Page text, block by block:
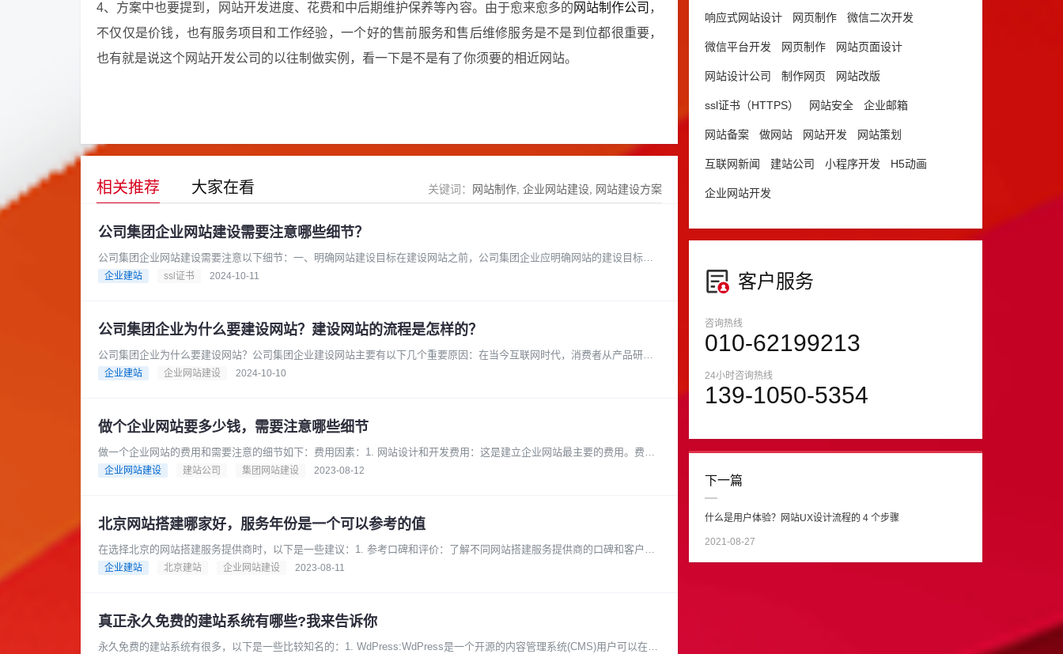
4、方案中也要提到，网站开发进度、花费和中后期维护保养等內容。由于愈来愈多的 网站制作公司 ，
不仅仅是价钱，也有服务项目和工作经验，一个好的售前服务和售后维修服务是不是到位都很重要，
也有就是说这个网站开发公司的以往制做实例，看一下是不是有了你须要的相近网站。
相关推荐 大家在看 关键词： 网站制作 企业网站建设 网站建设方案
公司集团企业网站建设需要注意哪些细节？
公司集团企业网站建设需要注意以下细节：一、明确网站建设目标在建设网站之前，公司集团企业应明确网站的建设目标。
例如，是为了提升企业形象、拓展市......
企业建站 ssl证书 2024-10-11
公司集团企业为什么要建设网站？建设网站的流程是怎样的？
公司集团企业为什么要建设网站？公司集团企业建设网站主要有以下几个重要原因：在当今互联网时代，消费者从产品研究
到查询地点和营业时间等各个方面都......
企业建站 企业网站建设 2024-10-10
做个企业网站要多少钱，需要注意哪些细节
做一个企业网站的费用和需要注意的细节如下：费用因素：1. 网站设计和开发费用：这是建立企业网站最主要的费用。费用
会根据网站的规模、功能和复杂......
企业网站建设 建站公司 集团网站建设 2023-08-12
北京网站搭建哪家好，服务年份是一个可以参考的值
在选择北京的网站搭建服务提供商时，以下是一些建议：1. 参考口碑和评价：了解不同网站搭建服务提供商的口碑和客户评
价。可以通过在线评论、社交媒......
企业建站 北京建站 企业网站建设 2023-08-11
真正永久免费的建站系统有哪些?我来告诉你
永久免费的建站系统有很多，以下是一些比较知名的：1. WdPress:WdPress是一个开源的内容管理系统(CMS)用户可以在不
响应式网站设计 网页制作 微信二次开发
微信平台开发 网页制作 网站页面设计
网站设计公司 制作网页 网站改版
ssl证书（HTTPS） 网站安全 企业邮箱
网站备案 做网站 网站开发 网站策划
互联网新闻 建站公司 小程序开发 H5动画
企业网站开发
客户服务
咨询热线
010-62199213
24小时咨询热线
139-1050-5354
下一篇
什么是用户体验？网站UX设计流程的 4 个步骤
2021-08-27